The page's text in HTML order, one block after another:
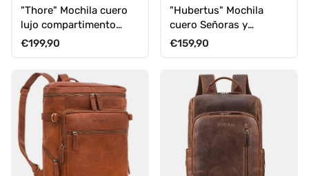
"Thore" Mochila cuero
lujo compartimento
para portátil
Precio normal
€199,90
"Hubertus" Mochila
cuero Señoras y
Hombres
Precio normal
€159,90